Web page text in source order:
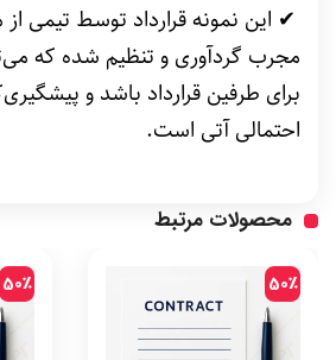
✔ این نمونه قرارداد توسط تیمی
مجرب گردآوری و تنظیم شده که
برای طرفین قرارداد باشد و
احتمالی آتی است.
محصولات مرتبط
50٪ 50٪